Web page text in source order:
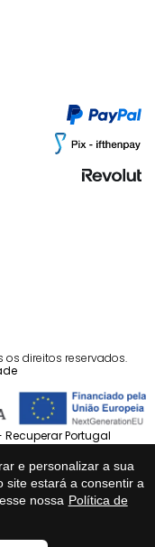
e personalizar a sua
site estará a consentir a
nossa Política de
direitos reservados.
Portugal